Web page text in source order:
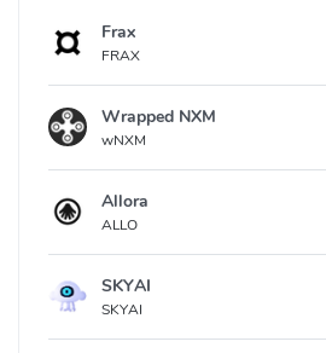
Frax
FRAX
Wrapped NXM
wNXM
Allora
ALLO
SKYAI
SKYAI